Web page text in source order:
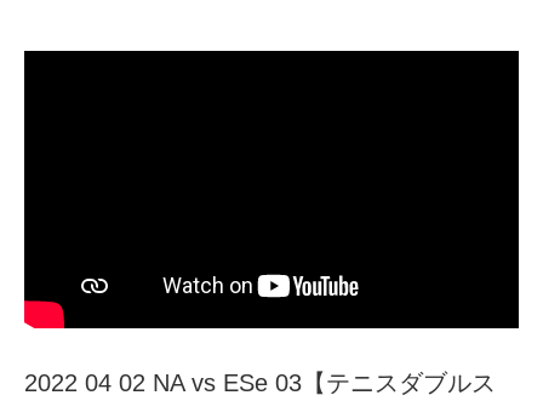
2022 04 02 NA vs ESe 03【テニスダブルス